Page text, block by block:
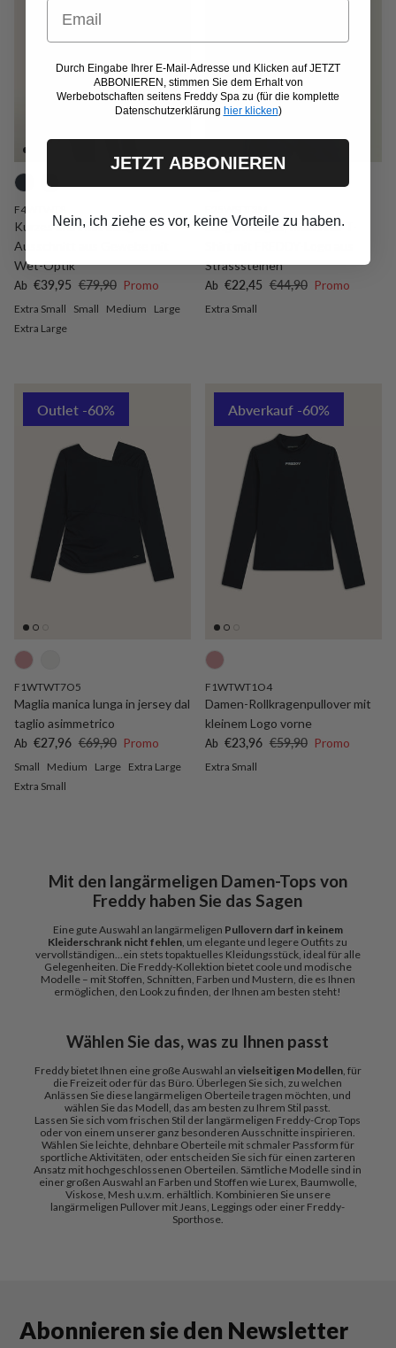
F4WTWT8
Kurzes Shirt mit eckigem
Ausschnitt aus Gewebe mit
Wet-Optik
Verkaufspreis
Ab €39,95 Normaler Preis
€79,90 Promo
Extra Small Small Medium
Large
Extra Large
Langärmeliges, meliertes T-
Strasssteinen
Verkaufspreis
Ab €22,45 Normaler Preis
€44,90 Promo
Extra Small
Outlet -60%
F1WTWT7O5
Maglia manica lunga in jersey dal
taglio asimmetrico
Verkaufspreis
Ab €27,96 Normaler Preis
€69,90 Promo
Small Medium Large Extra Large
Extra Small
Abverkauf -60%
F1WTWT1O4
Damen-Rollkragenpullover mit
kleinem Logo vorne
Verkaufspreis
Ab €23,96 Normaler Preis
€59,90 Promo
Extra Small
Mit den langärmeligen Damen-Tops von
Freddy haben Sie das Sagen
Eine gute Auswahl an langärmeligen Pullovern darf in keinem
Kleiderschrank nicht fehlen, um elegante und legere Outfits zu
vervollständigen...ein stets topaktuelles Kleidungsstück, ideal für alle
Gelegenheiten. Die Freddy-Kollektion bietet coole und modische
Modelle – mit Stoffen, Schnitten, Farben und Mustern, die es Ihnen
ermöglichen, den Look zu finden, der Ihnen am besten steht!
Wählen Sie das, was zu Ihnen passt
Freddy bietet Ihnen eine große Auswahl an vielseitigen Modellen, für
die Freizeit oder für das Büro. Überlegen Sie sich, zu welchen
Anlässen Sie diese langärmeligen Oberteile tragen möchten, und
wählen Sie das Modell, das am besten zu Ihrem Stil passt.
Lassen Sie sich vom frischen Stil der langärmeligen Freddy-Crop Tops
oder von einem unserer ganz besonderen Ausschnitte inspirieren.
Wählen Sie leichte, dehnbare Oberteile mit schmaler Passform für
sportliche Aktivitäten, oder entscheiden Sie sich für einen zarteren
Ansatz mit hochgeschlossenen Oberteilen. Sämtliche Modelle sind in
einer großen Auswahl an Farben und Stoffen wie Lurex, Baumwolle,
Viskose, Mesh u.v.m. erhältlich. Kombinieren Sie unsere
langärmeligen Pullover mit Jeans, Leggings oder einer Freddy-
Sporthose.
Abonnieren sie den Newsletter
Email
Durch Eingabe Ihrer E-Mail-Adresse und Klicken auf JETZT
ABBONIEREN, stimmen Sie dem Erhalt von
Werbebotschaften seitens Freddy Spa zu (für die komplette
Datenschutzerklärung hier klicken)
JETZT ABBONIEREN
Nein, ich ziehe es vor, keine Vorteile zu haben.